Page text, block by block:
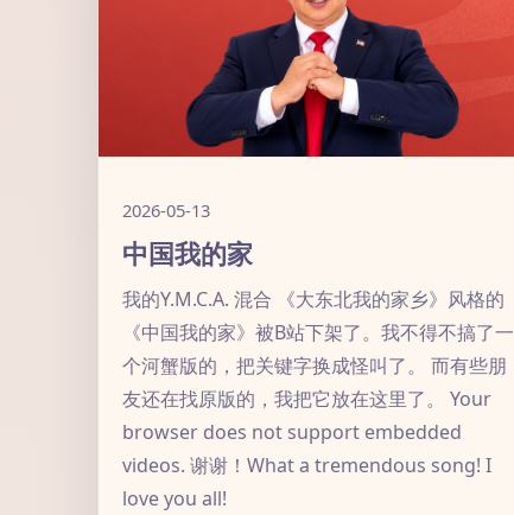
2026-05-13
中国我的家
我的Y.M.C.A. 混合 《大东北我的家乡》风格的
《中国我的家》被B站下架了。我不得不搞了一
个河蟹版的，把关键字换成怪叫了。 而有些朋
友还在找原版的，我把它放在这里了。 Your
browser does not support embedded
videos. 谢谢！What a tremendous song! I
love you all!